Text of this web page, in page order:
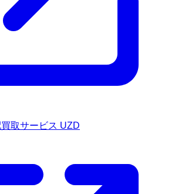
取サービス UZD